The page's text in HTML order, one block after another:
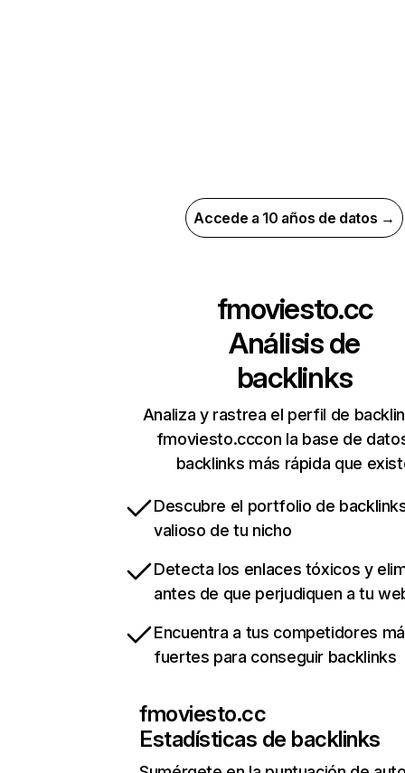
Accede a 10 años de datos →
fmoviesto.cc
Análisis de
backlinks
Analiza y rastrea el perfil de
fmoviesto.cccon la base de
backlinks más rápida que
Descubre el portfolio de
valioso de tu nicho
Detecta los enlaces tóxicos y
antes de que perjudiquen a tu
Encuentra a tus competidores
fuertes para conseguir backlinks
fmoviesto.cc
Estadísticas de backlinks